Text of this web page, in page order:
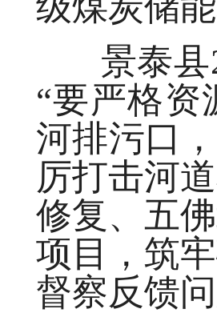
景泰县
“要严格资
河排污口
厉打击河
修复、五
项目，筑
督察反馈